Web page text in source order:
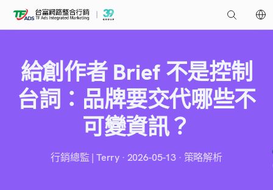
給創作者 Brief 不是控制
台詞：品牌要交代哪些不
可變資訊？
行銷總監 | Terry · 2026-05-13 · 策略解析